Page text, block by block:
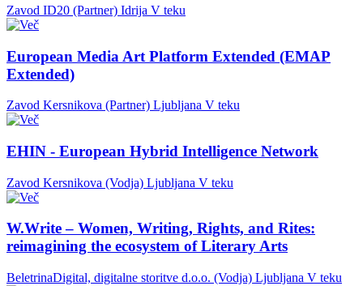
Zavod ID20 (Partner) Idrija V teku
European Media Art Platform Extended (EMAP
Extended)
Zavod Kersnikova (Partner) Ljubljana V teku
EHIN - European Hybrid Intelligence Network
Zavod Kersnikova (Vodja) Ljubljana V teku
W.Write – Women, Writing, Rights, and Rites:
reimagining the ecosystem of Literary Arts
BeletrinaDigital, digitalne storitve d.o.o. (Vodja) Ljubljana V teku